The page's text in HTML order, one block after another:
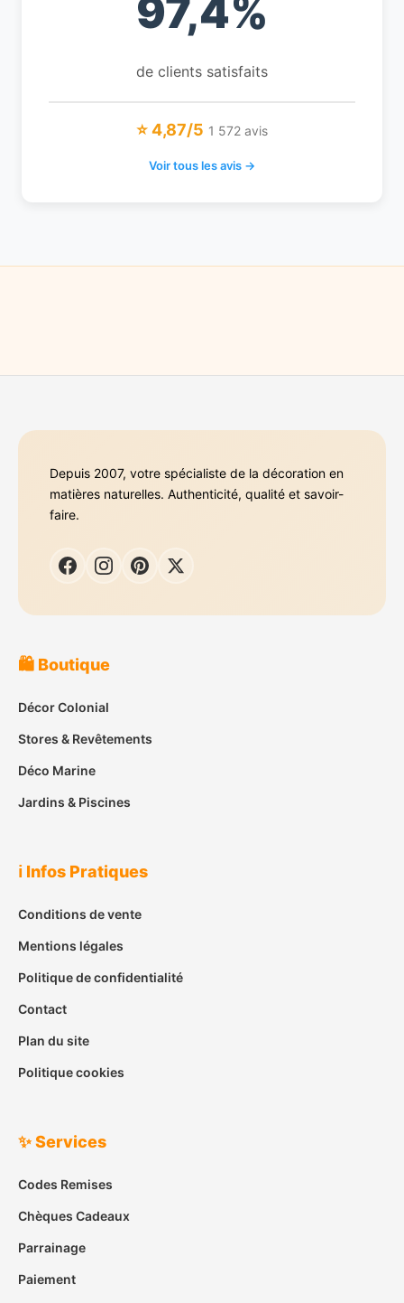
97,4%
de clients satisfaits
⭐ 4,87/5 1 572 avis
Voir tous les avis →
Depuis 2007, votre spécialiste de la décoration en
matières naturelles. Authenticité, qualité et savoir-
faire.
🛍️ Boutique
Décor Colonial
Stores & Revêtements
Déco Marine
Jardins & Piscines
ℹ️ Infos Pratiques
Conditions de vente
Mentions légales
Politique de confidentialité
Contact
Plan du site
Politique cookies
✨ Services
Codes Remises
Chèques Cadeaux
Parrainage
Paiement